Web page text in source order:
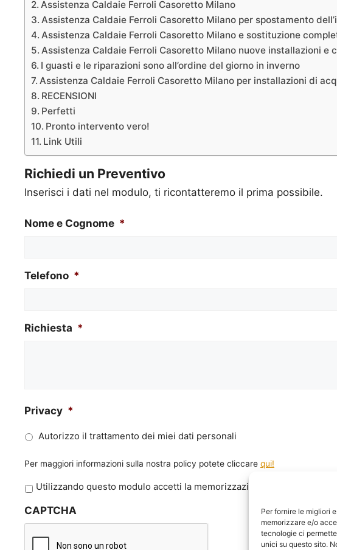
Per fornire le migliori
memorizzare e/o
tecnologie ci
unici su questo sito.
Assistenza Caldaie Ferroli Casoretto Milano
Assistenza Caldaie Ferroli Casoretto Milano per spostamento
Assistenza Caldaie Ferroli Casoretto Milano e sostituzione
Assistenza Caldaie Ferroli Casoretto Milano nuove installazioni
I guasti e le riparazioni sono all’ordine del giorno in inverno
Assistenza Caldaie Ferroli Casoretto Milano per installazioni di
RECENSIONI
Perfetti
Pronto intervento vero!
Link Utili
Richiedi un Preventivo
Inserisci i dati nel modulo, ti ricontatteremo il prima possibile.
Nome e Cognome *
Telefono *
Richiesta *
Privacy *
Autorizzo il trattamento dei miei dati personali
Per maggiori informazioni sulla nostra policy potete cliccare qui!
P
i
v
Utilizzando questo modulo accetti la memorizzazione e la gestione
CAPTCHA